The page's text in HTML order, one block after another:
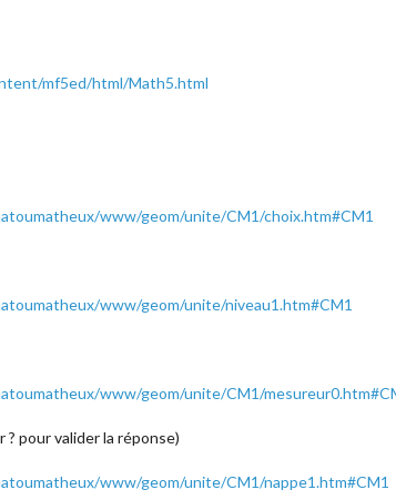
mf5ed/html/Math5.html
www/geom/unite/CM1/choix.htm#CM1
www/geom/unite/niveau1.htm#CM1
www/geom/unite/CM1/
pour valider la réponse)
www/geom/unite/CM1/nappe1.htm#CM1